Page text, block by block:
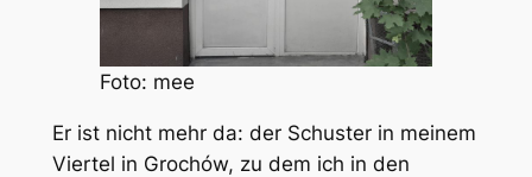
Foto: mee
Er ist nicht mehr da: der Schuster in meinem
Viertel in Grochów, zu dem ich in den